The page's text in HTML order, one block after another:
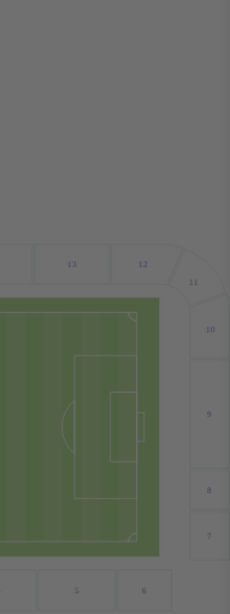
6
12
13
5
7
8
9
10
11